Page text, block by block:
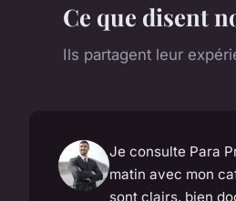
Ce que disent
Ils partagent leur
Je consulte Para
matin avec mon
sont clairs, bien